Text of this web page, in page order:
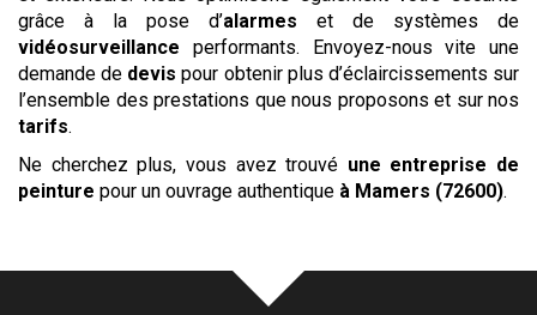
grâce à la pose d’alarmes et de systèmes de
vidéosurveillance performants. Envoyez-nous vite une
demande de devis pour obtenir plus d’éclaircissements sur
l’ensemble des prestations que nous proposons et sur nos
tarifs.
Ne cherchez plus, vous avez trouvé une entreprise de
peinture pour un ouvrage authentique à Mamers (72600).